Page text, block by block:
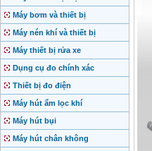
Máy bơm và thiết bị
Máy nén khí và thiết bị
Máy thiết bị rửa xe
Dụng cụ đo chính xác
Thiết bị đo điện
Máy hút ẩm lọc khí
Máy hút bụi
Máy hút chân không